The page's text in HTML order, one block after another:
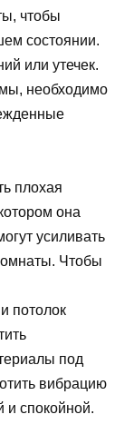
чтобы
состоянии.
или утечек.
необходимо
плохая
она
усиливать
Чтобы
потолок
под
вибрацию
и спокойной.